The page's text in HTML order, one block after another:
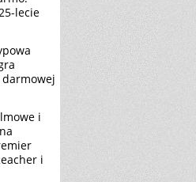
lecie
i
i